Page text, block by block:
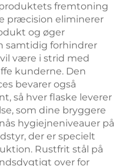
fremtoning
præcision eliminerer
og øger
samtidig forhindrer
være i strid med
kunderne. Den
bevarer også
så hver flaske leverer
som dine bryggere
hygiejneniveauer på
der er specielt
Rustfrit stål på
over for